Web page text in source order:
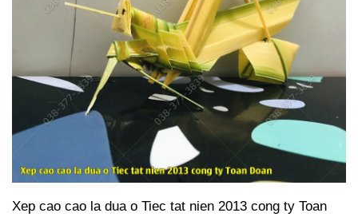
Xep cao cao la dua o Tiec tat nien 2013 cong ty Toan